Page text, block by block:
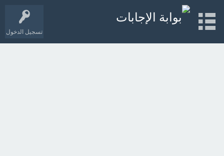
تسجيل الدخول